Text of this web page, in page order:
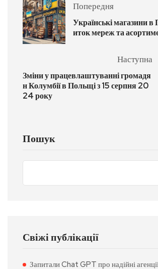
Попередня
Українські магазини в
иток мереж та
Наступна
Зміни у працевлаштуванні громадя
н Колумбії в Польщі з 15 серпня 20
24 року
Пошук
Свіжі публікації
Запитали Chat GPT про надійні